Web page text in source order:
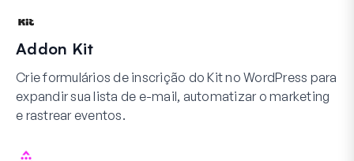
Addon Kit
Crie formulários de inscrição do Kit no WordPress para
expandir sua lista de e-mail, automatizar o marketing
e rastrear eventos.